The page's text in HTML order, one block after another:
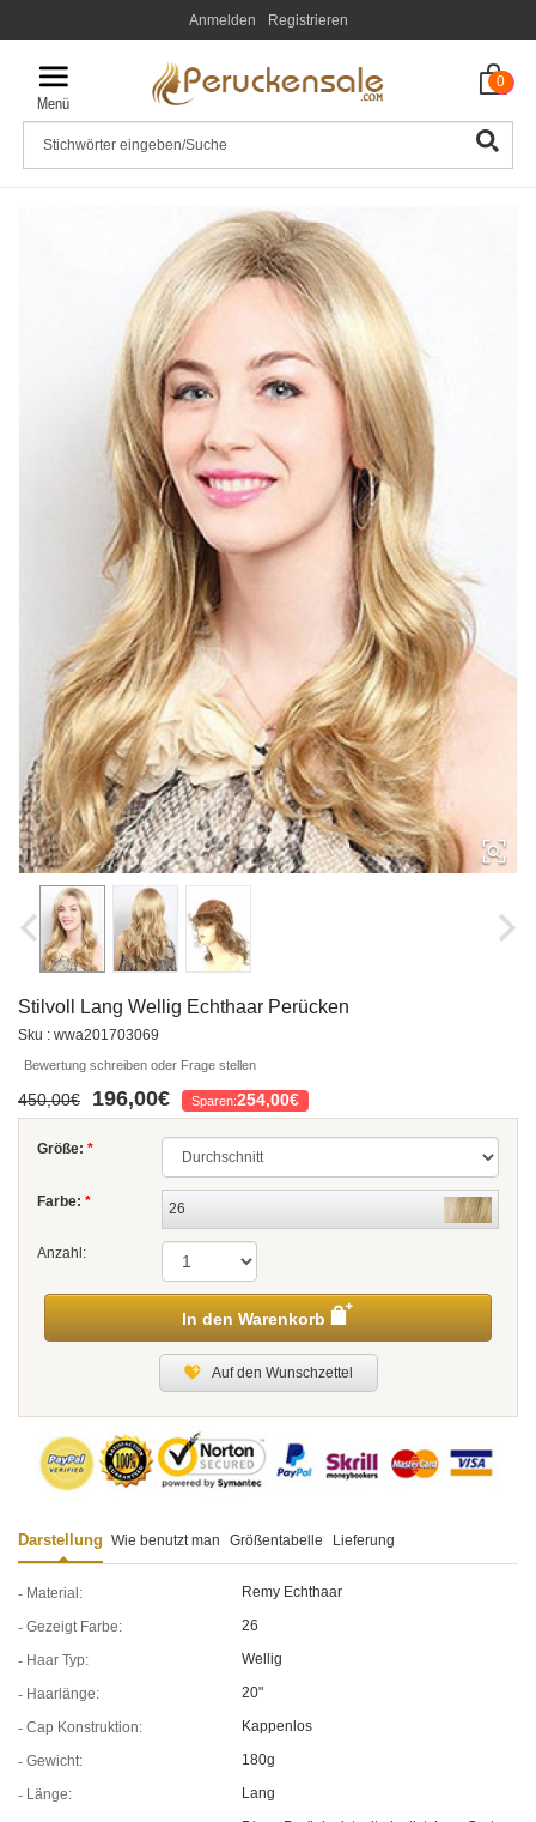
Anmelden Registrieren
0
Stilvoll Lang Wellig Echthaar Perücken
Sku : wwa201703069
Bewertung schreiben oder Frage stellen
450,00€ 196,00€ Sparen:254,00€
Größe: *
Farbe: * 26
Anzahl:
In den Warenkorb
Auf den Wunschzettel
Darstellung Wie benutzt man Größentabelle Lieferung
Material: Remy Echthaar
Gezeigt Farbe: 26
Haar Typ: Wellig
Haarlänge: 20"
Cap Konstruktion: Kappenlos
Gewicht: 180g
Länge: Lang